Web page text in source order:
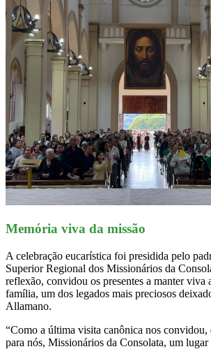
Memória viva da missão
A celebração eucarística foi presidida pelo
Superior Regional dos Missionários da
reflexão, convidou os presentes a manter viva
família, um dos legados mais preciosos
Allamano.
“Como a última visita canônica nos convidou,
para nós, Missionários da Consolata, um